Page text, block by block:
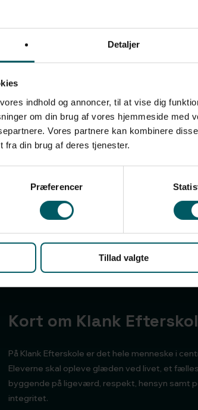
Detaljer
indhold og annoncer, til at vise dig
om din brug af vores hjemmeside med
Vores partnere kan kombinere
fra din brug af deres tjenester.
Præferencer
Tillad valgte
Kort om Klank
På Klank Efterskole er det hele menneske i
Eleverne skal opleve glæden ved livet, et
byggende på ligeværd, respekt, hensyn samt
integritet.